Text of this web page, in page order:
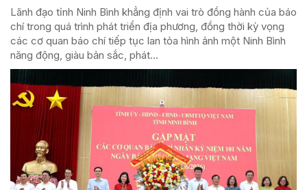
Lãnh đạo tỉnh Ninh Bình khẳng định vai trò đồng hành của báo
chí trong quá trình phát triển địa phương, đồng thời kỳ vọng
các cơ quan báo chí tiếp tục lan tỏa hình ảnh một Ninh Bình
năng động, giàu bản sắc, phát...